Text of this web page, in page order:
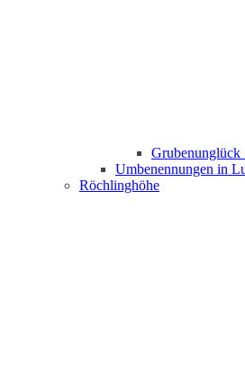
Grubenunglück
Umbenennungen in
Röchlinghöhe